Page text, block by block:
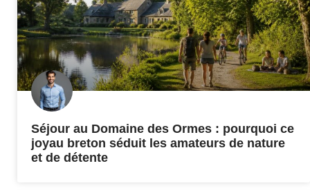
Séjour au Domaine des Ormes : pourquoi ce
joyau breton séduit les amateurs de nature
et de détente